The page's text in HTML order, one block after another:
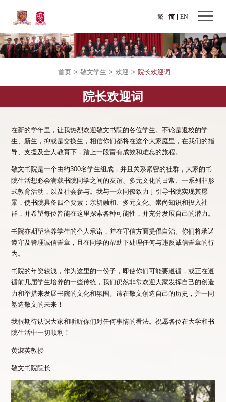
繁 EN
简
首页 > 敬文学生 > 欢迎 > 院长欢迎词
院长欢迎词
在新的学年里，让我热烈欢迎敬文书院的各位学生。不论是返校的学
生、新生，抑或是交换生，相信你们都将在这个大家庭里，在我们的指
导、支援及全人教育下，踏上一段富有成效和难忘的旅程。
敬文书院是一个由约300名学生组成，并且关系紧密的社群，大家的书
院生活想必会满载书院同学之间的友谊、多元文化的日常、一系列非形
式教育活动，以及社会参与。我与一众同僚致力于引导书院实现其愿
景，使书院具备四个要素：亲切融和、多元文化、崇尚知识和投入社
群，并希望每位皆能在这里探索各种可能性，并充分发展自己的潜力。
书院亦期望培养学生的个人承诺，并在守信方面提倡自治。你们将承诺
遵守及管理诚信誓章，且在同学的帮助下处理任何与违反诚信誓章的行
为。
书院的年资较浅，作为这里的一份子，即使你们可能要遵循，或正在遵
循前几届学生培养的一些传统，我们仍然非常欢迎大家发挥自己的创造
力和举措来发展书院的文化和氛围。请在敬文创造自己的历史，并一同
塑造敬文的未来！
我很期待认识大家和听听你们对任何事情的看法。祝愿各位在大学和书
院生活中一切顺利！
黄淑英教授
敬文书院院长